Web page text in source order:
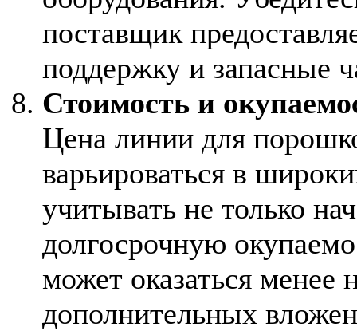
поставщик
поддержку и запасные
Стоимость и
Цена линии для
варьироваться в
учитывать не только
долгосрочную
может оказаться менее
дополнительных